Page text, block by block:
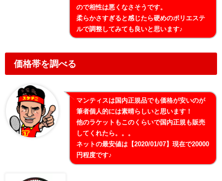
ので相性は悪くなさそうです。
柔らかさすぎると感じたら硬めのポリエステ
ルで調整してみても良いと思います♪
価格帯を調べる
マンティスは国内正規品でも価格が安いのが
筆者個人的には素晴らしいと思います！
他のラケットもこのくらいで国内正規も販売
してくれたら。。。
ネットの最安値は【2020/01/07】現在で20000
円程度です♪